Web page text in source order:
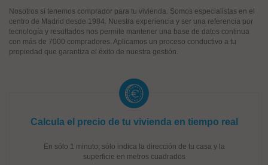
Nosotros sí tenemos comprador para tu vivienda. Somos especialistas en el
centro de Madrid desde 1984. Nuestra experiencia y ser una referencia por
tecnología y resultados nos permite mantener una base de datos continua
con más de 7000 compradores. Aplicamos un proceso conductivo a tu
propiedad que garantiza el éxito de nuestra gestión.
Calcula el precio de tu vivienda en tiempo real
En sólo 1 minuto, sólo indica la dirección de tu casa y la
superficie en metros cuadrados